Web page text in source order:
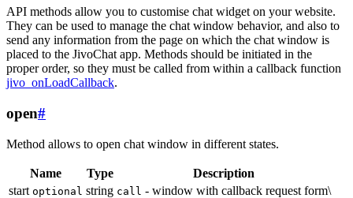
API methods allow you to customise chat widget on your website.
They can be used to manage the chat window behavior, and also to
send any information from the page on which the chat window is
placed to the JivoChat app. Methods should be initiated in the
proper order, so they must be called from within a callback function
jivo_onLoadCallback.
open#
Method allows to open chat window in different states.
Name Type
Description
start optional string call - window with callback request form\